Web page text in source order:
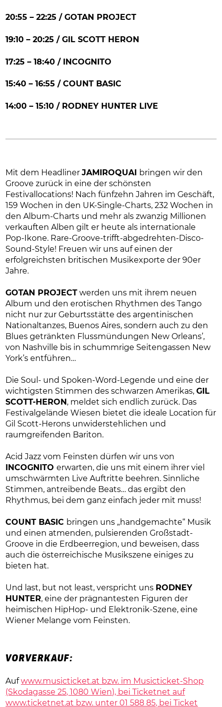
20:55 – 22:25 / GOTAN PROJECT
19:10 – 20:25 / GIL SCOTT HERON
17:25 – 18:40 / INCOGNITO
15:40 – 16:55 / COUNT BASIC
14:00 – 15:10 / RODNEY HUNTER LIVE
Mit dem HeadlinerJAMIROQUAI
bringen wir den
Groove zurück in eine der schönsten
Festivallocations! Nach fünfzehn Jahren im Geschäft,
159 Wochen in den UK-Single-Charts, 232 Wochen in
den Album-Charts und mehr als zwanzig Millionen
verkauften Alben gilt er heute als internationale
Pop-Ikone. Rare-Groove-trifft-abgedrehten-Disco-
Sound-Style! Freuen wir uns auf einen der
erfolgreichsten britischen Musikexporte der 90er
Jahre.
GOTAN PROJECT werden uns mit ihrem neuen
Album und den erotischen Rhythmen des Tango
nicht nur zur Geburtsstätte des argentinischen
Nationaltanzes, Buenos Aires, sondern auch zu den
Blues getränkten Flussmündungen New Orleans’,
von Nashville bis in schummrige Seitengassen New
York’s entführen…
Die Soul- und Spoken-Word-Legende und eine der
wichtigsten Stimmen des schwarzen Amerikas,GIL
SCOTT-HERON , meldet sich endlich zurück. Das
Festivalgelände Wiesen bietet die ideale Location für
Gil Scott-Herons unwiderstehlichen und
raumgreifenden Bariton.
Acid Jazz vom Feinsten dürfen wir uns von
INCOGNITOerwarten, die uns mit einem ihrer viel
umschwärmten Live Auftritte beehren. Sinnliche
Stimmen, antreibende Beats… das ergibt den
Rhythmus, bei dem ganz einfach jeder mit muss!
COUNT BASIC bringen uns „handgemachte“ Musik
und einen atmenden, pulsierenden Großstadt-
Groove in die Erdbeerregion, und beweisen, dass
auch die österreichische Musikszene einiges zu
bieten hat.
Und last, but not least, verspricht uns RODNEY
HUNTER, eine der prägnantesten Figuren der
heimischen HipHop- und Elektronik-Szene, eine
Wiener Melange vom Feinsten.
VORVERKAUF:
Aufwww.musicticket.at bzw. im Musicticket-Shop
(Skodagasse 25, 1080 Wien), bei Ticketnet auf
www.ticketnet.at bzw. unter 01 588 85, bei Ticket